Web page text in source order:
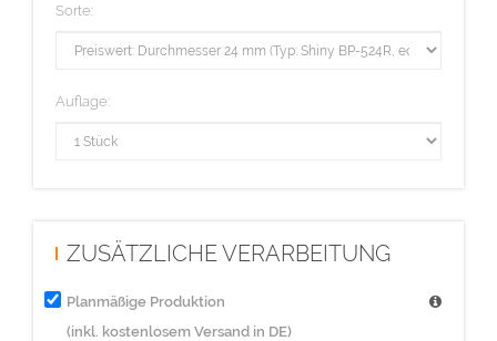
Sorte:
Auflage:
ZUSÄTZLICHE VERARBEITUNG
Planmäßige Produktion
(inkl. kostenlosem Versand in DE)